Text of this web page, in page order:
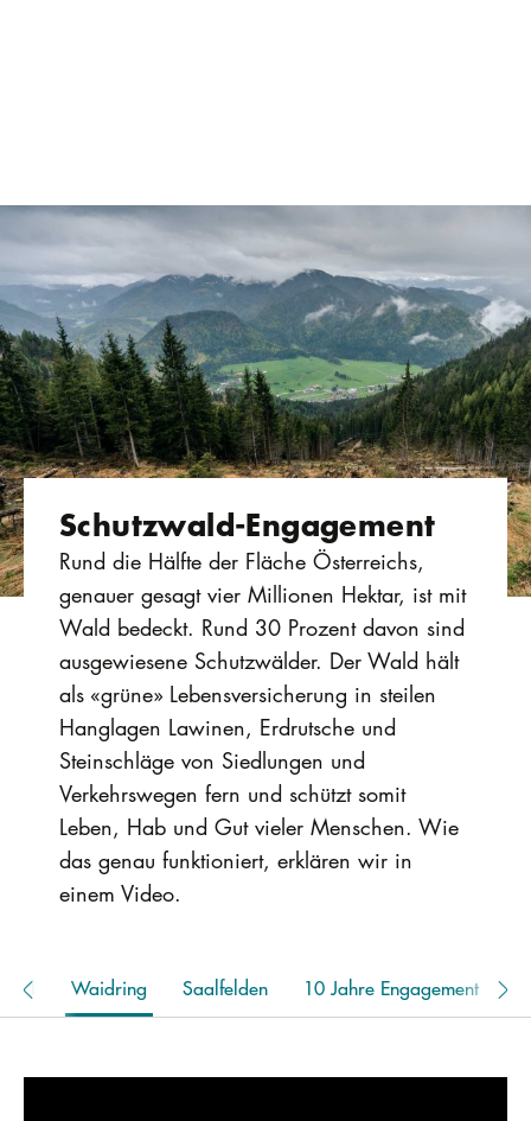
Schutzwald-Engagement
Rund die Hälfte der Fläche Österreichs,
genauer gesagt vier Millionen Hektar, ist mit
Wald bedeckt. Rund 30 Prozent davon sind
ausgewiesene Schutzwälder. Der Wald hält
als «grüne» Lebensversicherung in steilen
Hanglagen Lawinen, Erdrutsche und
Steinschläge von Siedlungen und
Verkehrswegen fern und schützt somit
Leben, Hab und Gut vieler Menschen. Wie
das genau funktioniert, erklären wir in
einem Video.
Waidring Saalfelden 10 Jahre Engagement